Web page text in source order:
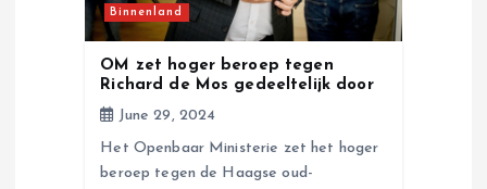
Binnenland
OM zet hoger beroep tegen
Richard de Mos gedeeltelijk door
June 29, 2024
Het Openbaar Ministerie zet het hoger
beroep tegen de Haagse oud-